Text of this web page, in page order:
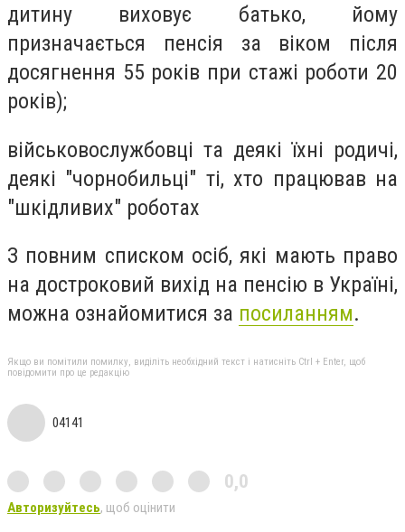
дитину виховує батько, йому
призначається пенсія за віком після
досягнення 55 років при стажі роботи 20
років);
військовослужбовці та деякі їхні родичі,
деякі "чорнобильці" ті, хто працював на
"шкідливих" роботах
З повним списком осіб, які мають право
на достроковий вихід на пенсію в Україні,
можна ознайомитися за посиланням.
Якщо ви помітили помилку, виділіть необхідний текст і натисніть Ctrl + Enter, щоб
повідомити про це редакцію
04141
0,0
Авторизуйтесь, щоб оцінити